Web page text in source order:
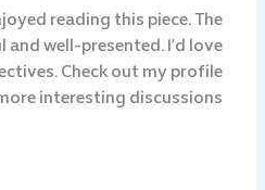
reading this piece. The
well-presented. I’d love
Check out my profile
interesting discussions.